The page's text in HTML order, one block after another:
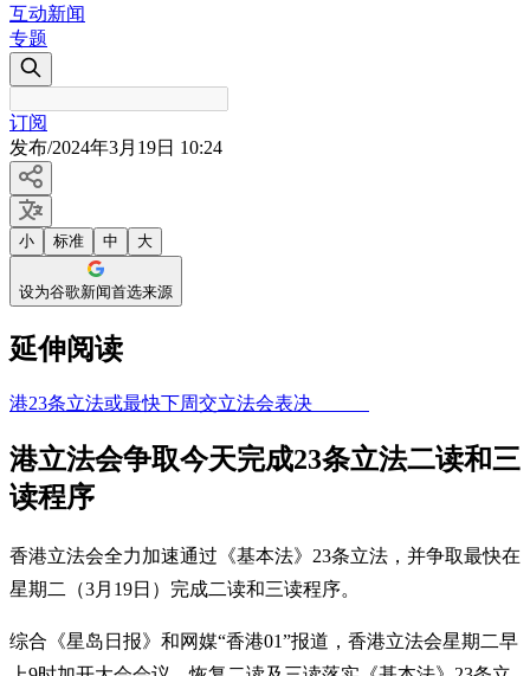
互动新闻
专题
订阅
发布/2024年3月19日 10:24
小 标准 中 大
设为谷歌新闻首选来源
延伸阅读
港23条立法或最快下周交立法会表决
港立法会争取今天完成23条立法二读和三
读程序
香港立法会全力加速通过《基本法》23条立法，并争取最快在
星期二（3月19日）完成二读和三读程序。
综合《星岛日报》和网媒“香港01”报道，香港立法会星期二早